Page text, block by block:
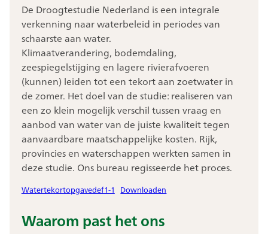
De Droogtestudie Nederland is een integrale
verkenning naar waterbeleid in periodes van
schaarste aan water.
Klimaatverandering, bodemdaling,
zeespiegelstijging en lagere rivierafvoeren
(kunnen) leiden tot een tekort aan zoetwater in
de zomer. Het doel van de studie: realiseren van
een zo klein mogelijk verschil tussen vraag en
aanbod van water van de juiste kwaliteit tegen
aanvaardbare maatschappelijke kosten. Rijk,
provincies en waterschappen werkten samen in
deze studie. Ons bureau regisseerde het proces.
Watertekortopgavedef1-1 Downloaden
Waarom past het ons